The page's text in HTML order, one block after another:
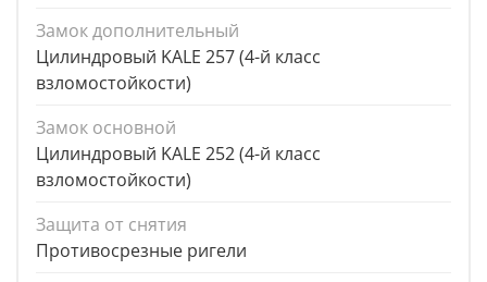
Замок дополнительный
Цилиндровый KALE 257 (4-й класс
взломостойкости)
Замок основной
Цилиндровый KALE 252 (4-й класс
взломостойкости)
Защита от снятия
Противосрезные ригели